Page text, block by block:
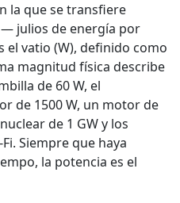
la que se transfiere
julios de energía por
el vatio (W), definido como
magnitud física describe
de 60 W, el
de 1500 W, un motor de
de 1 GW y los
Siempre que haya
la potencia es el